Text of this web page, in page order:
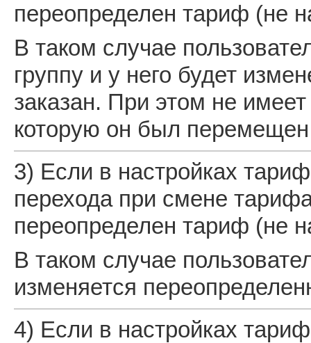
переопределен тариф (не
В таком случае
группу и у него будет
заказан. При этом не
которую он был
3) Если в настройках
перехода при смене
переопределен тариф (не
В таком случае
изменяется
4) Если в настройках